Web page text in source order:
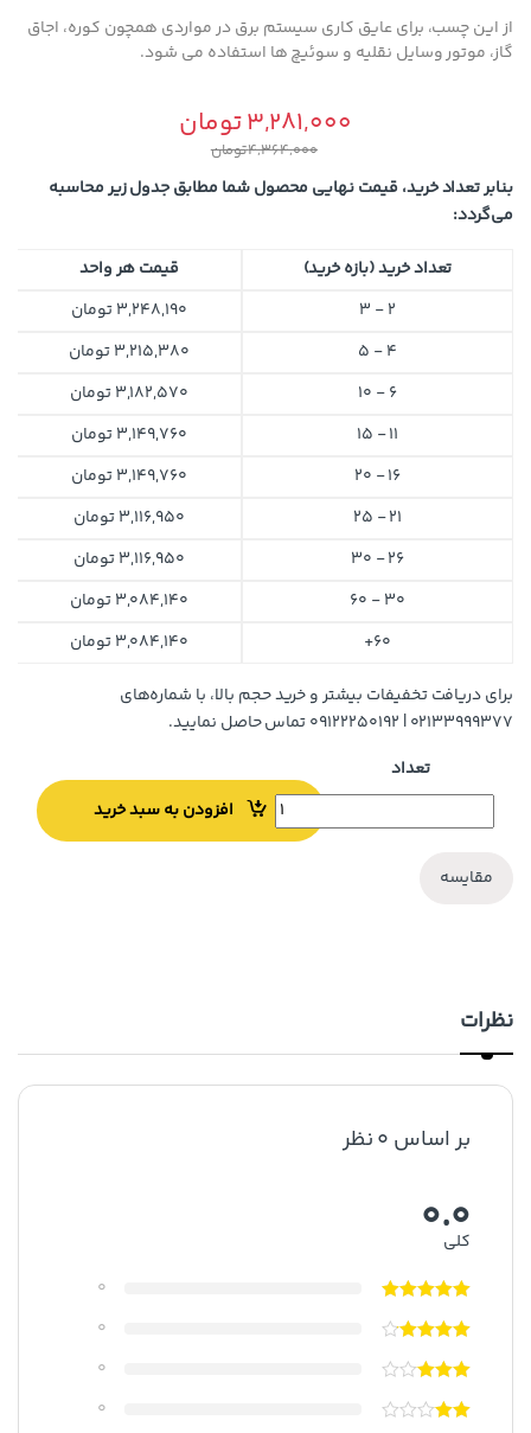
از این چسب، برای عایق کاری سیستم برق در مواردی همچون کوره، اجاق
گاز، موتور وسایل نقلیه و سوئیچ ها استفاده می شود.
3,281,000تومان
4,364,000تومان
بنابر تعداد خرید، قیمت نهایی محصول شما مطابق جدول زیر محاسبه
می‌گردد:
تعداد خرید (بازه خرید)
قیمت هر واحد
2 - 3
3,248,190تومان
4 - 5
3,215,380تومان
6 - 10
3,182,570تومان
11 - 15
3,149,760تومان
16 - 20
3,149,760تومان
21 - 25
3,116,950تومان
26 - 30
3,116,950تومان
30 - 60
3,084,140تومان
60+
3,084,140تومان
برای دریافت تخفیفات بیشتر و خرید حجم بالا، با شماره‌های
۰۲۱۳۳۹۹۹۳۷۷ | ۰۹۱۲۲۲۵۰۱۹۲ تماس حاصل نمایید.
تعداد
افزودن به سبد خرید
مقایسه
نظرات
بر اساس 0 نظر
0.0
کلی
0
0
0
0